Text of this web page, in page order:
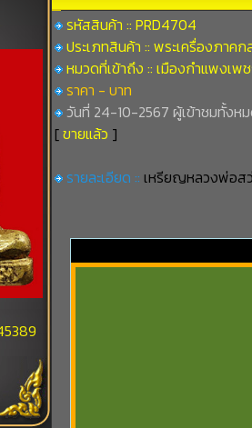
รหัสสินค้า :: PRD4704
ประเภทสินค้า :: พระเครื่องภาคก
หมวดที่เข้าถึง :: เมืองกำแพงเพ
ราคา - บาท
วันที่ 24-10-2567 ผู้เข้าชมทั้งห
[ขายแล้ว ]
รายละเอียด :: เหรียญหลวงพ่อสว่